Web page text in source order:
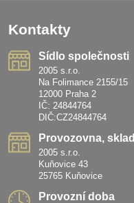
Kontakty
Sídlo společnosti
2005 s.r.o.
Na Folimance 2155/15
12000 Praha 2
IČ: 24844764
DIČ:CZ24844764
Provozovna, sklad
2005 s.r.o.
Kuňovice 43
25765 Kuňovice
Provozní doba